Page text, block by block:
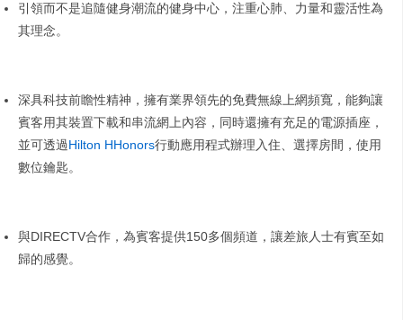
引領而不是追隨健身潮流的健身中心，注重心肺、力量和靈活性為
其理念。
深具科技前瞻性精神，擁有業界領先的免費無線上網頻寬，能夠讓
賓客用其裝置下載和串流網上內容，同時還擁有充足的電源插座，
並可透過Hilton HHonors行動應用程式辦理入住、選擇房間，使用
數位鑰匙。
與DIRECTV合作，為賓客提供150多個頻道，讓差旅人士有賓至如
歸的感覺。